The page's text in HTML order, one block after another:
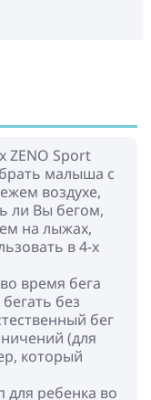
ZENO Sport
малыша с
воздухе,
ли Вы бегом,
на лыжах,
в 4-х
время бега
без
бег
(для
который
ребенка во